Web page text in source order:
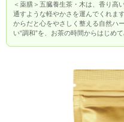
＜薬膳＞五臓養生茶・木は、香り高
通すような軽やかさを運んでくれます
からだと心をやさしく整える自然ハ
い“調和”を、お茶の時間からはじめ